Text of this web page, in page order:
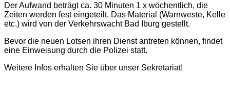
Der Aufwand beträgt ca. 30 Minuten 1 x wöchentlich, die
Zeiten werden fest eingeteilt. Das Material (Warnweste, Kelle
etc.) wird von der Verkehrswacht Bad Iburg gestellt.
Bevor die neuen Lotsen ihren Dienst antreten können, findet
eine Einweisung durch die Polizei statt.
Weitere Infos erhalten Sie über unser Sekretariat!